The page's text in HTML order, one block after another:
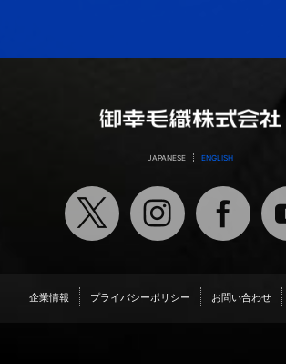
JAPANESE ENGLISH
企業情報 プライバシーポリシー お問い合わせ